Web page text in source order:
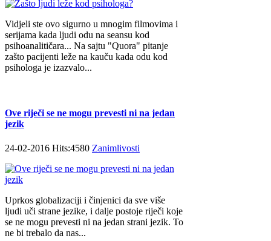
Vidjeli ste ovo sigurno u mnogim filmovima i
serijama kada ljudi odu na seansu kod
psihoanalitičara... Na sajtu "Quora" pitanje
zašto pacijenti leže na kauču kada odu kod
psihologa je izazvalo...
Ove riječi se ne mogu prevesti ni na jedan
jezik
24-02-2016 Hits:4580 Zanimlivosti
Uprkos globalizaciji i činjenici da sve više
ljudi uči strane jezike, i dalje postoje riječi koje
se ne mogu prevesti ni na jedan strani jezik. To
ne bi trebalo da nas...